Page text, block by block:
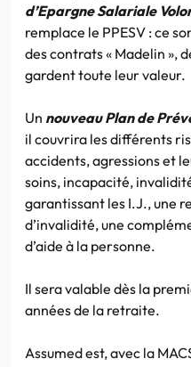
d’Epargne Salariale
remplace le PPESV : ce
des contrats « Madelin »,
gardent toute leur valeur.
Un nouveau Plan de
il couvrira les différents
accidents, agressions et
soins, incapacité,
garantissant les I.J., une
d’invalidité, une
d’aide à la personne.
Il sera valable dès la
années de la retraite.
Assumed est, avec la